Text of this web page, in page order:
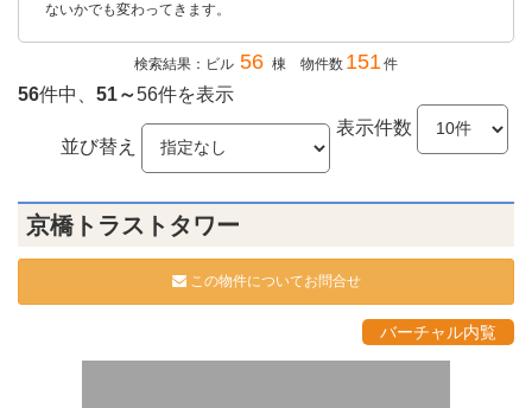
ないかでも変わってきます。
検索結果：ビル 56 棟 物件数 151件
56件中、 51～56件を表示
表示件数
並び替え
京橋トラストタワー
この物件についてお問合せ
バーチャル内覧